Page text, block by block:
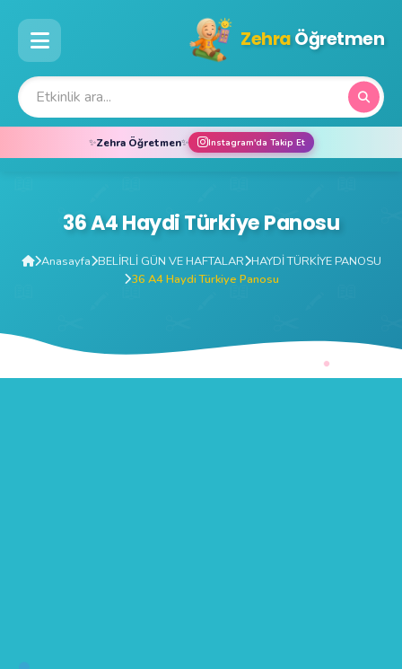
ZehraÖğretmen
✨Zehra Öğretmen✨ Instagram'da Takip Et
36 A4 Haydi Türkiye Panosu
Anasayfa BELİRLİ GÜN VE HAFTALAR HAYDİ TÜRKİYE PANOSU
36 A4 Haydi Türkiye Panosu